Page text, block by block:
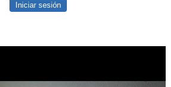
Iniciar sesión